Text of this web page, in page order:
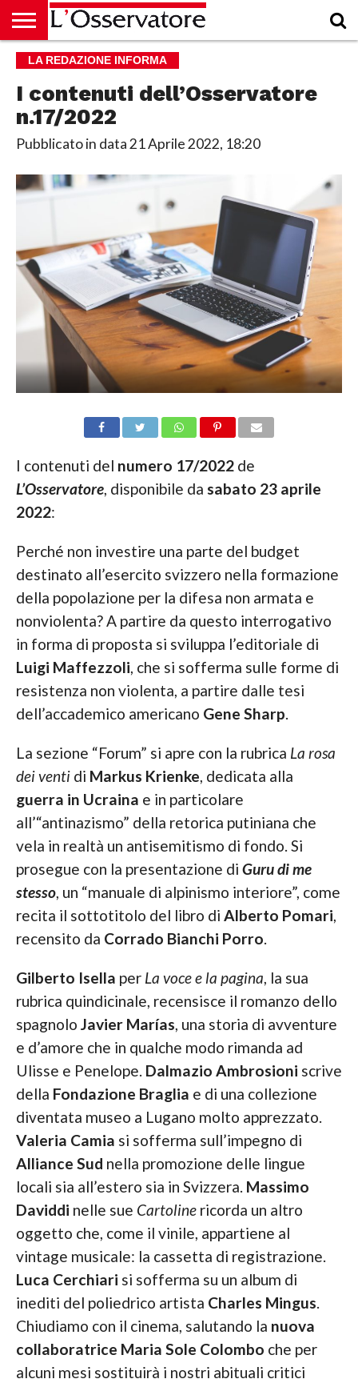
HOME
CULTURA
ECONOMIA
RUBRICHE
ARCHIVIO
PODCAST
ABBONAMENTO
CHI
ACCEDI
LA REDAZIONE INFORMA
I contenuti dell’Osservatore
n.17/2022
Pubblicato in data21 Aprile 2022, 18:20
I contenuti del numero 17/2022de
L’Osservatore, disponibile da sabato 23 aprile
2022:
Perché non investire una parte del budget
destinato all’esercito svizzero nella formazione
della popolazione per la difesa non armata e
nonviolenta? A partire da questo interrogativo
in forma di proposta si sviluppa l’editoriale di
Luigi Maffezzoli , che si sofferma sulle forme di
resistenza non violenta, a partire dalle tesi
dell’accademi­co americano Gene Sharp
La sezione “Forum” si apre con la rubrica La rosa
dei ventidi Markus Krienke , dedicata alla
guerra in Ucraina e in particolare
all’“antinazismo” della retorica putiniana che
vela in realtà un antisemitismo di fondo. Si
prosegue con la presentazione di Guru di me
stesso, un “manuale di alpinismo interiore”, come
recita il sottotitolo del libro di Alberto Pomari
recensito da Corrado Bianchi Porro
Gilberto Isella per La voce e la pagina , la sua
rubrica quindicinale, recensisce il romanzo dello
spagnolo Javier Marías , una storia di avventure
e d’amore che in qualche modo rimanda ad
Ulisse e Penelope. Dalmazio Ambrosioni scrive
della Fondazione Braglia e di una collezione
diventata museo a Lugano molto apprezzato.
Valeria Camia si sofferma sull’impegno di
Alliance Sud nella promozione delle lingue
locali sia all’estero sia in Svizzera. Massimo
Daviddi nelle sue Cartolinericorda un altro
oggetto che, come il vinile, appartiene al
vintage musicale: la cassetta di registrazione.
Luca Cerchiari si sofferma su un album di
inediti del poliedrico artista Charles Mingus
Chiudiamo con il cinema, salutando la nuova
collaboratrice Maria Sole Colombo che per
alcuni mesi sostituirà i nostri abituali critici